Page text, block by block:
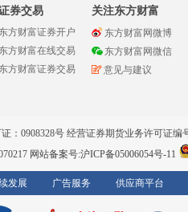
券交易
东方财富证券开户
东方财富在线交易
东方财富证券交易
关注东方财富
东方财富网微博
东方财富网微信
意见与建议
：0908328号 经营证券期货业务许可证编
网站备案号:沪ICP备05006054号-11
发展 广告服务 供应商平台